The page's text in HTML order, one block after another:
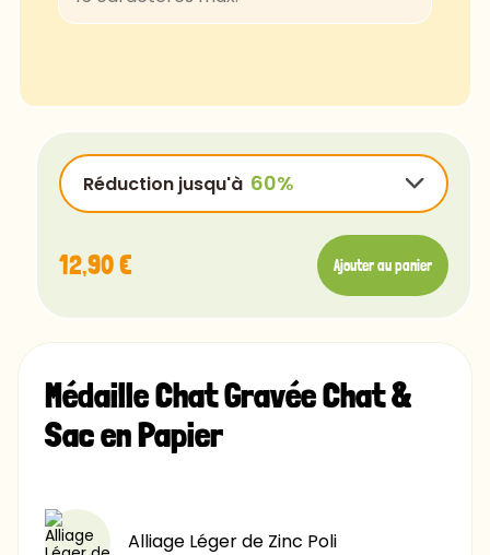
JuliusSansOne-Regular
OpenSans-Regular
Rye-Regular
Bradley
Luminari
Chalk
Caviar
Réduction jusqu'à
12,90 € -40%
12,90 € Ajouter au panier
Médaille Chat Gravée Chat &
Sac en Papier
Alliage Léger de Zinc Poli